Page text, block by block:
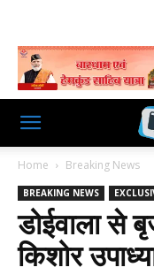
Home Breaking News
BREAKING NEWS
डोईवाला से
किशोर